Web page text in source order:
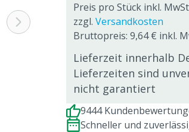
Preis pro Stück inkl.
zzgl. Versandkosten
Bruttopreis: 9,64 € inkl.
Lieferzeit innerhalb
Lieferzeiten sind
nicht garantiert
9444
Schneller und